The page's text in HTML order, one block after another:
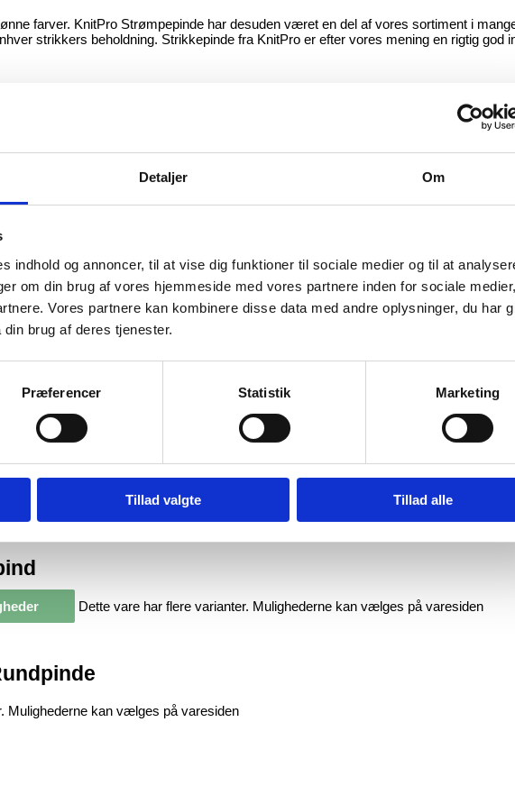
Detaljer Om
indhold og annoncer, til at vise dig funktioner til sociale medier og til at
om din brug af vores hjemmeside med vores partnere inden for sociale medier,
Vores partnere kan kombinere disse data med andre oplysninger, du har
brug af deres tjenester.
Præferencer Statistik Marketing
Tillad valgte Tillad alle
farver. KnitPro Strømpepinde har desuden været en del af vores sortiment i
strikkers beholdning. Strikkepinde fra KnitPro er efter vores mening en rigtig god
Vær den første til at anmelde “KnitPro
Gem mit navn, mail og websted i denne browser til næste gang jeg
på
på
Dette vare har flere varianter. Mulighederne kan vælges på varesiden
Mulighederne kan vælges på varesiden